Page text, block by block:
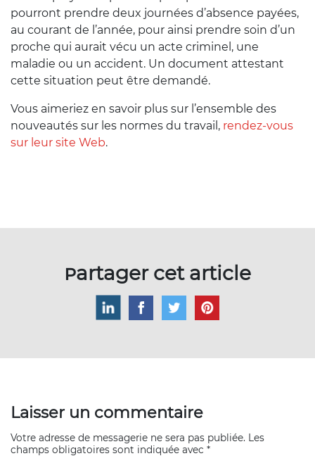
pourront prendre deux journées d’absence payées,
au courant de l’année, pour ainsi prendre soin d’un
proche qui aurait vécu un acte criminel, une
maladie ou un accident. Un document attestant
cette situation peut être demandé.
Vous aimeriez en savoir plus sur l’ensemble des
nouveautés sur les normes du travail, rendez-vous
sur leur site Web.
Partager cet article
Laisser un commentaire
Votre adresse de messagerie ne sera pas publiée. Les
champs obligatoires sont indiquée avec *